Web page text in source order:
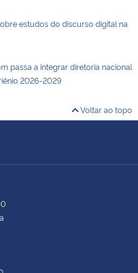
estudos do discurso digital na
passa a integrar diretoria nacional
2026-2029
Voltar ao topo